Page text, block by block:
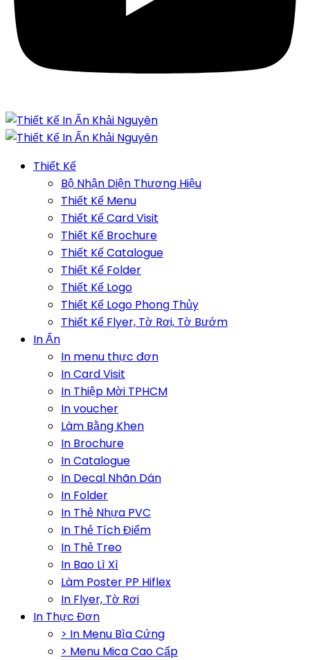
Thiết Kế
Bộ Nhận Diện Thương Hiệu
Thiết Kế Menu
Thiết Kế Card Visit
Thiết Kế Brochure
Thiết Kế Catalogue
Thiết Kế Folder
Thiết Kế Logo
Thiết Kế Logo Phong Thủy
Thiết Kế Flyer, Tờ Rơi, Tờ Bướm
In Ấn
In menu thực đơn
In Card Visit
In Thiệp Mời TPHCM
In voucher
Làm Bằng Khen
In Brochure
In Catalogue
In Decal Nhãn Dán
In Folder
In Thẻ Nhựa PVC
In Thẻ Tích Điểm
In Thẻ Treo
In Bao Lì Xì
Làm Poster PP Hiflex
In Flyer, Tờ Rơi
In Thực Đơn
> In Menu Bìa Cứng
> Menu Mica Cao Cấp